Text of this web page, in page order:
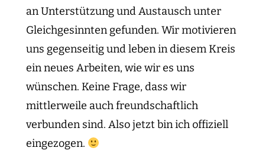
an Unterstützung und Austausch unter
Gleichgesinnten gefunden. Wir motivieren
uns gegenseitig und leben in diesem Kreis
ein neues Arbeiten, wie wir es uns
wünschen. Keine Frage, dass wir
mittlerweile auch freundschaftlich
verbunden sind. Also jetzt bin ich offiziell
eingezogen.